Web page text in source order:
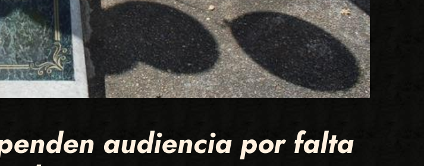
audiencia por falta